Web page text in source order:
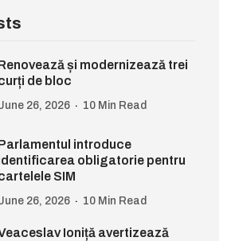
și modernizează trei
de bloc
26, 2026 10 Min Read
introduce
obligatorie pentru
SIM
26, 2026 10 Min Read
Ioniță avertizează